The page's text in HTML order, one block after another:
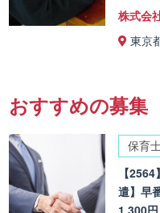
株式会
東京
おすすめの募集
保育
【
遣】早
1,300